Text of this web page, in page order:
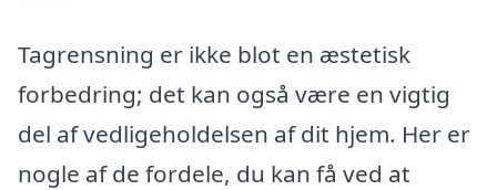
Tagrensning er ikke blot en æstetisk
forbedring; det kan også være en vigtig
del af vedligeholdelsen af dit hjem. Her er
nogle af de fordele, du kan få ved at